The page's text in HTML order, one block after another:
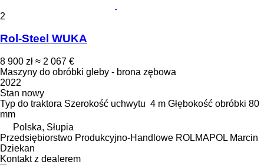
2
Rol-Steel WUKA
8 900 zł ≈ 2 067 €
Maszyny do obróbki gleby - brona zębowa
2022
Stan nowy
Typ do traktora Szerokość uchwytu 4 m Głębokość obróbki 80
mm
Polska, Słupia
Przedsiębiorstwo Produkcyjno-Handlowe ROLMAPOL Marcin
Dziekan
Kontakt z dealerem